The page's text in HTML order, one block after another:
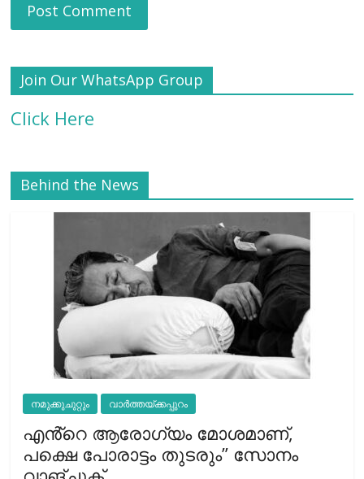
Join Our WhatsApp Group
Click Here
Behind the News
നമുക്കുചുറ്റും വാർത്തയ്ക്കപ്പുറം
എൻ്റെ ആരോഗ്യം മോശമാണ്,
പക്ഷെ പോരാട്ടം തുടരും” സോനം